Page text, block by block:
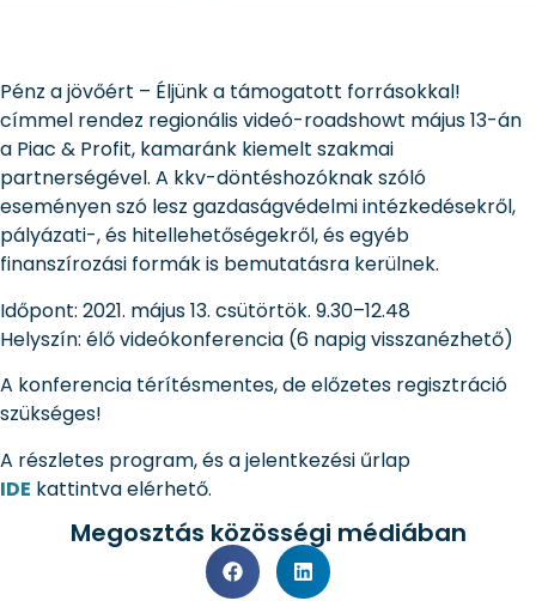
Pénz a jövőért – Éljünk a támogatott forrásokkal!
címmel rendez regionális videó-roadshowt május 13-án
a Piac & Profit, kamaránk kiemelt szakmai
partnerségével. A kkv-döntéshozóknak szóló
eseményen szó lesz gazdaságvédelmi intézkedésekről,
pályázati-, és hitellehetőségekről, és egyéb
finanszírozási formák is bemutatásra kerülnek.
Időpont: 2021. május 13. csütörtök. 9.30–12.48
Helyszín: élő videókonferencia (6 napig visszanézhető)
A konferencia térítésmentes, de előzetes regisztráció
szükséges!
A részletes program, és a jelentkezési űrlap
IDE kattintva elérhető.
Megosztás közösségi médiában